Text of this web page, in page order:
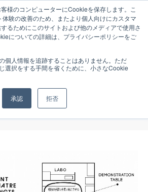
様のコンピューターにCookieを保存します。こ
験の改善のため、またより個人向けにカスタマ
るためにこのサイトおよび他のメディアで使用さ
についての詳細は、プライバシーポリシーをご
個人情報を追跡することはありません。ただ
選択をする手間を省くために、小さなCookie
承認 拒否
紀尾井町に焼き菓子教室
VINGTS」がオープ